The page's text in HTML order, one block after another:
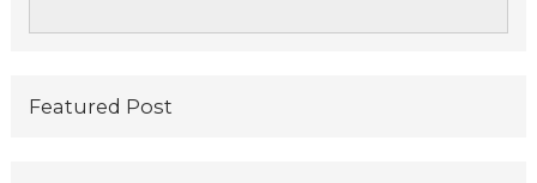
Featured Post